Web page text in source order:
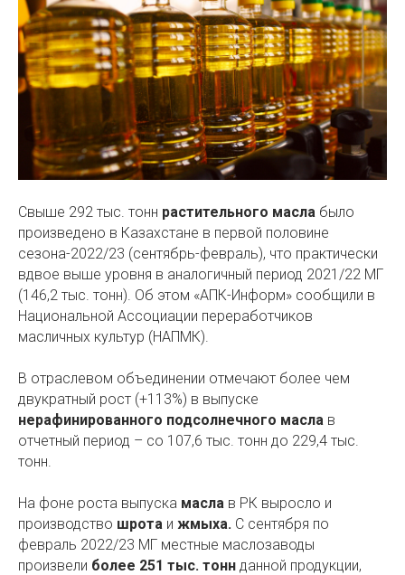
Свыше 292 тыс. тонн растительного масла было
произведено в Казахстане в первой половине
сезона-2022/23 (сентябрь-февраль), что практически
вдвое выше уровня в аналогичный период 2021/22 МГ
(146,2 тыс. тонн). Об этом «АПК-Информ» сообщили в
Национальной Ассоциации переработчиков
масличных культур (НАПМК).
В отраслевом объединении отмечают более чем
двукратный рост (+113%) в выпуске
нерафинированного подсолнечного масла в
отчетный период – со 107,6 тыс. тонн до 229,4 тыс.
тонн.
На фоне роста выпуска масла в РК выросло и
производство шрота и жмыха. С сентября по
февраль 2022/23 МГ местные маслозаводы
произвели более 251 тыс. тонн данной продукции,